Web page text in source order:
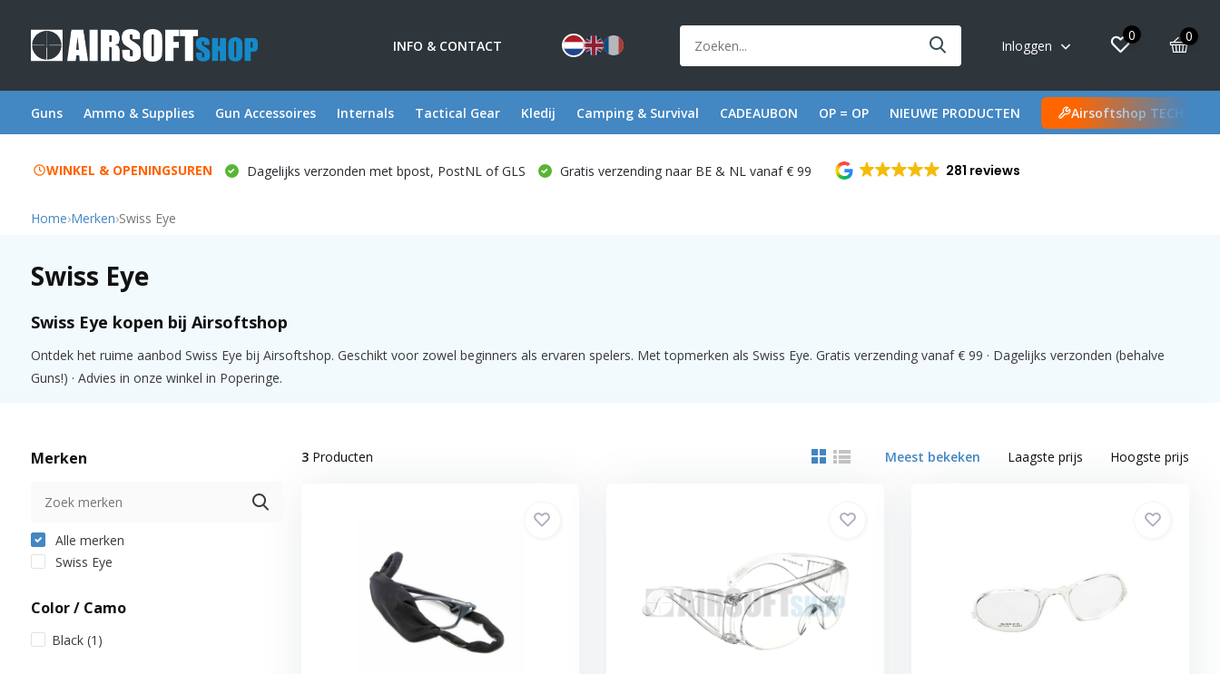
INFO & CONTACT Inloggen
0 0
Guns Ammo & Supplies Gun Accessoires Internals Tactical Gear Kledij Camping & Survival CADEAUBON OP = OP NIEUWE PRODUCTEN Airsoftshop TECH
WINKEL & OPENINGSUREN Dagelijks verzonden met bpost, PostNL of GLS Gratis verzending naar BE & NL vanaf € 99 281 reviews
Home›Merken›Swiss Eye
Swiss Eye
Swiss Eye kopen bij Airsoftshop
Ontdek het ruime aanbod Swiss Eye bij Airsoftshop. Geschikt voor zowel beginners als ervaren spelers. Met topmerken als Swiss Eye. Gratis verzending vanaf € 99 · Dagelijks verzonden (behalve
Guns!) · Advies in onze winkel in Poperinge.
Merken
Alle merken
Swiss Eye
Color / Camo
Black (1)
3Producten Meest bekeken Laagste prijs Hoogste prijs